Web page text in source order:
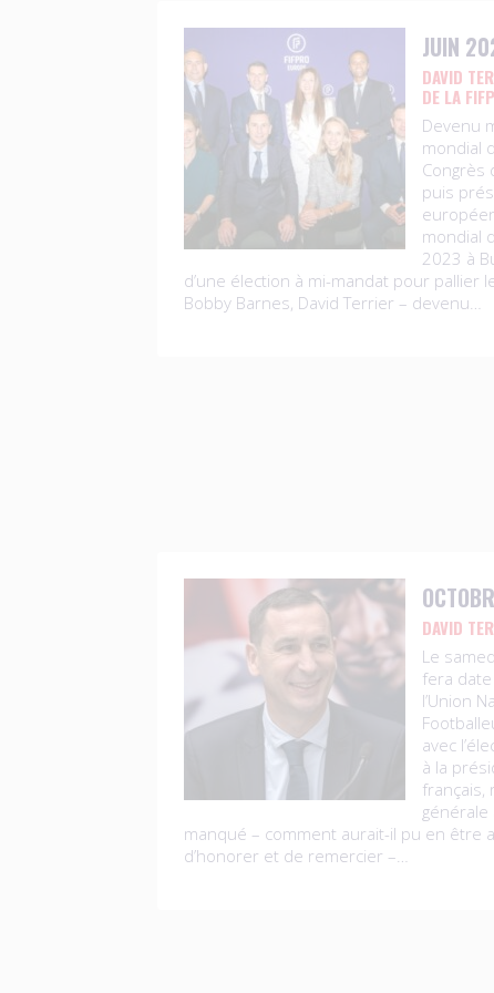
JUIN
DAVID
DE LA
Devenu
mondial
Congrès
puis
mondial
2023 à
d’une élection à mi-mandat pour pallier
Bobby Barnes, David Terrier – devenu…
DAVID
Le
fera
l’Union
avec
à la
français,
générale
manqué – comment aurait-il pu en être
d’honorer et de remercier –…